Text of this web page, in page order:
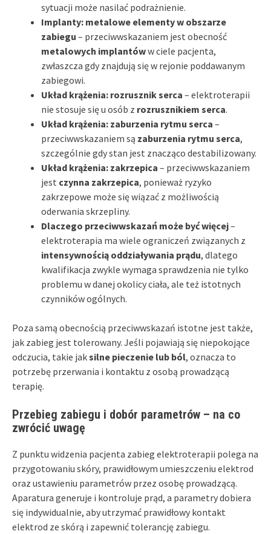
sytuacji może nasilać podrażnienie.
Implanty: metalowe elementy w obszarze
zabiegu – przeciwwskazaniem jest obecność
metalowych implantóww ciele pacjenta,
zwłaszcza gdy znajdują się w rejonie poddawanym
zabiegowi.
Układ krążenia: rozrusznik serca – elektroterapii
nie stosuje się u osób z rozrusznikiem serca.
Układ krążenia: zaburzenia rytmu serca –
przeciwwskazaniem są zaburzenia rytmu serca,
szczególnie gdy stan jest znacząco destabilizowany.
Układ krążenia: zakrzepica – przeciwwskazaniem
jest czynna zakrzepica, ponieważ ryzyko
zakrzepowe może się wiązać z możliwością
oderwania skrzepliny.
Dlaczego przeciwwskazań może być więcej–
elektroterapia ma wiele ograniczeń związanych z
intensywnością oddziaływania prądu, dlatego
kwalifikacja zwykle wymaga sprawdzenia nie tylko
problemu w danej okolicy ciała, ale też istotnych
czynników ogólnych.
Poza samą obecnością przeciwwskazań istotne jest także,
jak zabieg jest tolerowany. Jeśli pojawiają się niepokojące
odczucia, takie jaksilne pieczenie lub ból, oznacza to
potrzebę przerwania i kontaktu z osobą prowadzącą
terapię.
Przebieg zabiegu i dobór parametrów – na co
zwrócić uwagę
Z punktu widzenia pacjenta zabieg elektroterapii polega na
przygotowaniu skóry, prawidłowym umieszczeniu elektrod
oraz ustawieniu parametrów przez osobę prowadzącą.
Aparatura generuje i kontroluje prąd, a parametry dobiera
się indywidualnie, aby utrzymać prawidłowy kontakt
elektrod ze skórą i zapewnić tolerancję zabiegu.